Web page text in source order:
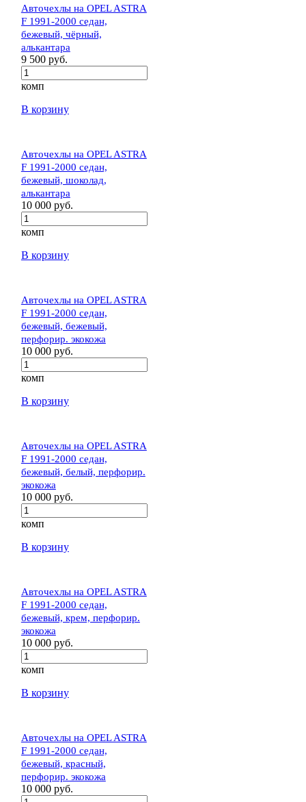
Авточехлы на OPEL ASTRA
F 1991-2000 седан,
бежевый, чёрный,
алькантара
9 500 руб.
комп
В корзину
Авточехлы на OPEL ASTRA
F 1991-2000 седан,
бежевый, шоколад,
алькантара
10 000 руб.
комп
В корзину
Авточехлы на OPEL ASTRA
F 1991-2000 седан,
бежевый, бежевый,
перфорир. экокожа
10 000 руб.
комп
В корзину
Авточехлы на OPEL ASTRA
F 1991-2000 седан,
бежевый, белый, перфорир.
экокожа
10 000 руб.
комп
В корзину
Авточехлы на OPEL ASTRA
F 1991-2000 седан,
бежевый, крем, перфорир.
экокожа
10 000 руб.
комп
В корзину
Авточехлы на OPEL ASTRA
F 1991-2000 седан,
бежевый, красный,
перфорир. экокожа
10 000 руб.